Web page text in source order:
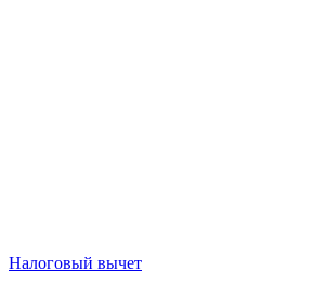
Налоговый вычет